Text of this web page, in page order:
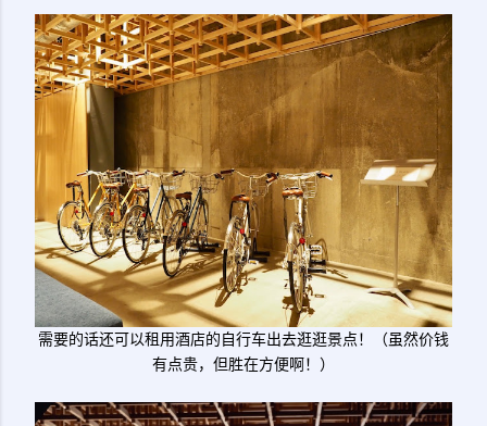
需要的话还可以租用酒店的自行车出去逛逛景点！（虽然价钱
有点贵，但胜在方便啊！）